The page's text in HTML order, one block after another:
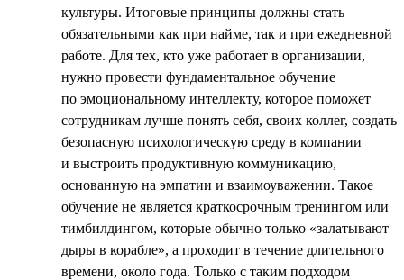
культуры. Итоговые принципы должны стать
обязательными как при найме, так и при ежедневной
работе. Для тех, кто уже работает в организации,
нужно провести фундаментальное обучение
по эмоциональному интеллекту, которое поможет
сотрудникам лучше понять себя, своих коллег, создать
безопасную психологическую среду в компании
и выстроить продуктивную коммуникацию,
основанную на эмпатии и взаимоуважении. Такое
обучение не является краткосрочным тренингом или
тимбилдингом, которые обычно только «залатывают
дыры в корабле», а проходит в течение длительного
времени, около года. Только с таким подходом